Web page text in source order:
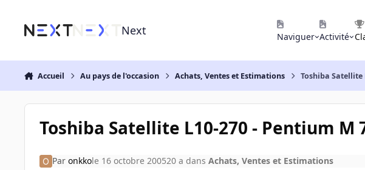
Next Naviguer Activité
Accueil Au pays de l'occasion Achats, Ventes et Estimations Toshiba Satellite
Toshiba Satellite L10-270 - Pentium M
Par onkkole 16 octobre 200520 a dans Achats, Ventes et Estimations